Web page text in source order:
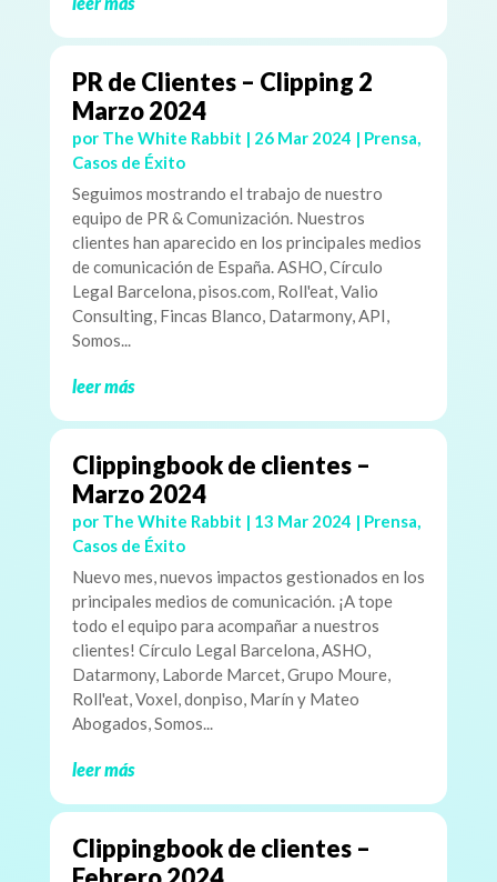
PR de Clientes – Clipping 2
Marzo 2024
por The White Rabbit | 26 Mar 2024 | Prensa,
Casos de Éxito
Seguimos mostrando el trabajo de nuestro
equipo de PR & Comunización. Nuestros
clientes han aparecido en los principales medios
de comunicación de España. ASHO, Círculo
Legal Barcelona, pisos.com, Roll'eat, Valio
Consulting, Fincas Blanco, Datarmony, API,
Somos...
leer más
Clippingbook de clientes –
Marzo 2024
por The White Rabbit | 13 Mar 2024 | Prensa,
Casos de Éxito
Nuevo mes, nuevos impactos gestionados en los
principales medios de comunicación. ¡A tope
todo el equipo para acompañar a nuestros
clientes! Círculo Legal Barcelona, ASHO,
Datarmony, Laborde Marcet, Grupo Moure,
Roll'eat, Voxel, donpiso, Marín y Mateo
Abogados, Somos...
leer más
Clippingbook de clientes –